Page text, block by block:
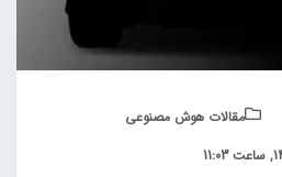
مقالات هوش مصنوعی